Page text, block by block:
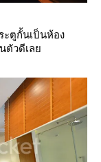
ตูกั้นเป็นห้อง
นตัวดีเล